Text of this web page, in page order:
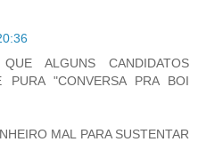
ALGUNS CANDIDATOS
PURA "CONVERSA PRA BOI
MAL PARA SUSTENTAR